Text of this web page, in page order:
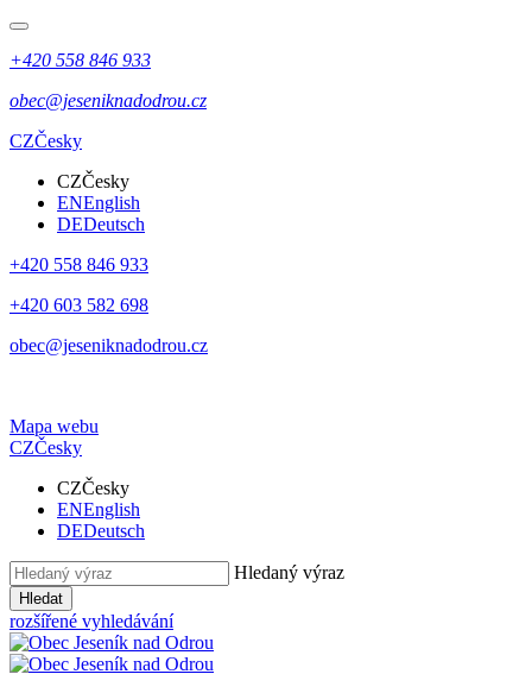
+420 558 846 933
obec@jeseniknadodrou.cz
CZČesky
CZČesky
ENEnglish
DEDeutsch
+420 558 846 933
+420 603 582 698
obec@jeseniknadodrou.cz
Mapa webu
CZČesky
CZČesky
ENEnglish
DEDeutsch
Hledaný výraz
Hledat
rozšířené vyhledávání